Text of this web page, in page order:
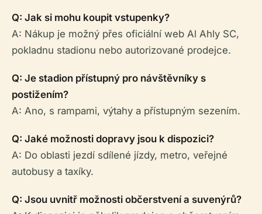
Q: Jak si mohu koupit vstupenky?
A: Nákup je možný přes oficiální web Al Ahly SC,
pokladnu stadionu nebo autorizované prodejce.
Q: Je stadion přístupný pro návštěvníky s
postižením?
A: Ano, s rampami, výtahy a přístupným sezením.
Q: Jaké možnosti dopravy jsou k dispozici?
A: Do oblasti jezdí sdílené jízdy, metro, veřejné
autobusy a taxíky.
Q: Jsou uvnitř možnosti občerstvení a suvenýrů?